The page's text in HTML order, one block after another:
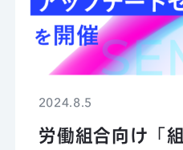
2024.8.5
労働組合向け「